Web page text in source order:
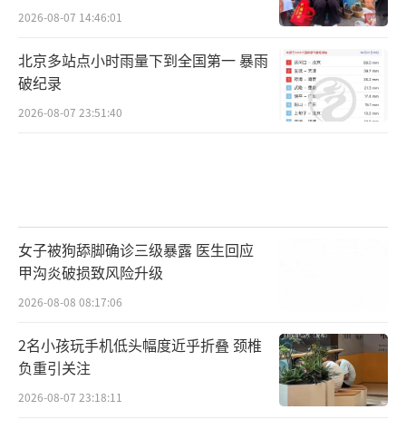
2026-08-07 14:46:01
北京多站点小时雨量下到全国第一 暴雨
破纪录
2026-08-07 23:51:40
女子被狗舔脚确诊三级暴露 医生回应
甲沟炎破损致风险升级
2026-08-08 08:17:06
2名小孩玩手机低头幅度近乎折叠 颈椎
负重引关注
2026-08-07 23:18:11